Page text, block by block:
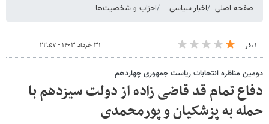
صفحه اصلی اخبار سیاسی احزاب و شخصیت‌ها
۱ نفر ۳۱ خرداد ۱۴۰۳ - ۲۲:۵۷
دومین مناظره انتخابات ریاست جمهوری چهاردهم
دفاع تمام قد قاضی زاده از دولت سیزدهم با
حمله به پزشکیان و پورمحمدی